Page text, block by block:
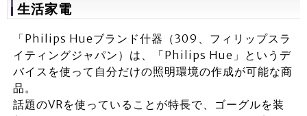
生活家電
「Philips Hueブランド什器（309、フィリップスラ
イティングジャパン）は、「Philips Hue」というデ
バイスを使って自分だけの照明環境の作成が可能な商
品。
話題のVRを使っていることが特長で、ゴーグルを装